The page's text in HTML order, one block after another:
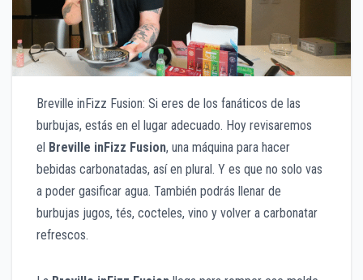
Breville inFizz Fusion: Si eres de los fanáticos de las
burbujas, estás en el lugar adecuado. Hoy revisaremos
el Breville inFizz Fusion, una máquina para hacer
bebidas carbonatadas, así en plural. Y es que no solo vas
a poder gasificar agua. También podrás llenar de
burbujas jugos, tés, cocteles, vino y volver a carbonatar
refrescos.